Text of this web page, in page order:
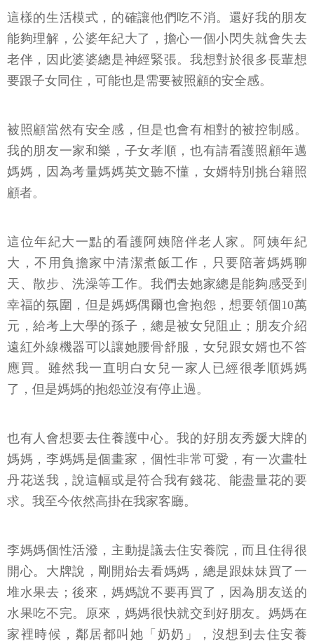
這樣的生活模式，的確讓他們吃不消。還好我的朋友
能夠理解，公婆年紀大了，擔心一個小閃失就會失去
老伴，因此婆婆總是神經緊張。我想對於很多長輩想
要跟子女同住，可能也是需要被照顧的安全感。
被照顧當然有安全感，但是也會有相對的被控制感。
我的朋友一家和樂，子女孝順，也有請看護照顧年邁
媽媽，因為考量媽媽英文聽不懂，女婿特別挑台籍照
顧者。
這位年紀大一點的看護阿姨陪伴老人家。阿姨年紀
大，不用負擔家中清潔煮飯工作，只要陪著媽媽聊
天、散步、洗澡等工作。我們去她家總是能夠感受到
幸福的氛圍，但是媽媽偶爾也會抱怨，想要領個10萬
元，給考上大學的孫子，總是被女兒阻止；朋友介紹
遠紅外線機器可以讓她腰骨舒服，女兒跟女婿也不答
應買。雖然我一直明白女兒一家人已經很孝順媽媽
了，但是媽媽的抱怨並沒有停止過。
也有人會想要去住養護中心。我的好朋友秀媛大牌的
媽媽，李媽媽是個畫家，個性非常可愛，有一次畫牡
丹花送我，說這幅或是符合我有錢花、能盡量花的要
求。我至今依然高掛在我家客廳。
李媽媽個性活潑，主動提議去住安養院，而且住得很
開心。大牌說，剛開始去看媽媽，總是跟妹妹買了一
堆水果去；後來，媽媽說不要再買了，因為朋友送的
水果吃不完。原來，媽媽很快就交到好朋友。媽媽在
家裡時候，鄰居都叫她「奶奶」，沒想到去住安養